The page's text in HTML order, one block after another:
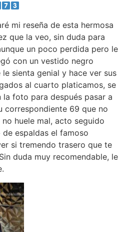
mi reseña de esta hermosa
que la veo, sin duda para
un poco perdida pero le
con un vestido negro
sienta genial y hace ver sus
al cuarto platicamos, se
foto para después pasar a
correspondiente 69 que no
huele mal, acto seguido
espaldas el famoso
si tremendo trasero que te
duda muy recomendable, le